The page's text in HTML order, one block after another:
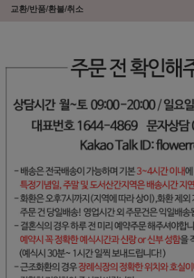
교환/반품/환불/취소